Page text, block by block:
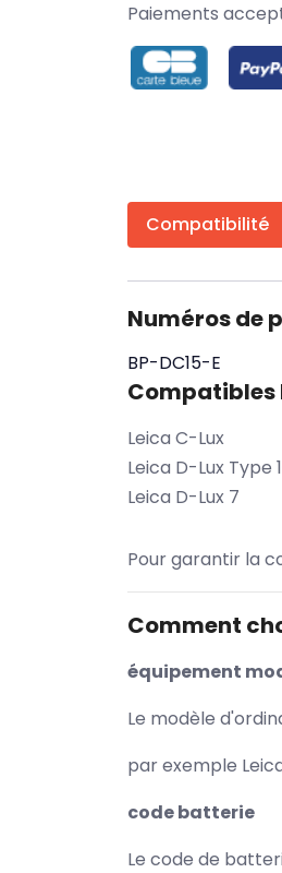
Paiements
Compatibilité
Numéros de
BP-DC15-E
Compatibles
Leica C-Lux
Leica D-Lux Type
Leica D-Lux 7
Pour garantir la
Comment
équipement
Le modèle
par exemple
code batterie
Le code de